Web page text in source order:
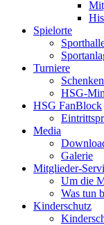
Spielorte
Turniere
HSG-
HSG FanBlock
Media
Galerie
Mitglieder-
Um die
Was tun
Kinderschutz